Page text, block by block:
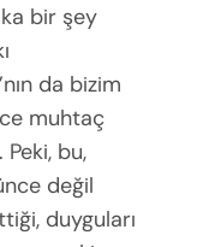
bir şey
da bizim
muhtaç
Peki, bu,
değil
duyguları